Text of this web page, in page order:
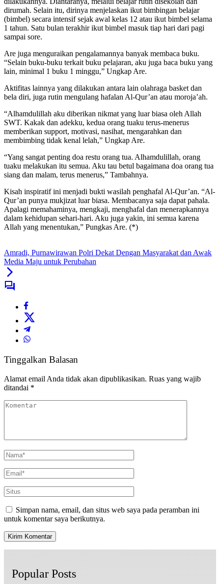
dirumah. Selain itu, dirinya menjelaskan ikut bimbingan belajar
(bimbel) secara intensif sejak awal kelas 12 atau ikut bimbel selama
1 tahun. Satu bulan terakhir ikut bimbel masuk tiap hari dari pagi
sampai sore.
Are juga menguraikan pengalamannya banyak membaca buku.
“Selain buku-buku terkait buku pelajaran, aku juga baca buku yang
lain, minimal 1 buku 1 minggu,” Ungkap Are.
Aktifitas lainnya yang dilakukan antara lain olahraga basket dan
bela diri, juga rutin mengulang hafalan Al-Qur’an atau moroja’ah.
“Alhamdulillah aku diberikan nikmat yang luar biasa oleh Allah
SWT. Kakak dan adekku, kedua orang tuaku terus-menerus
memberikan support, motivasi, nasihat, mengarahkan dan
membimbing tidak kenal lelah,” Ungkap Are.
“Yang sangat penting doa restu orang tua. Alhamdulillah, orang
tuaku melakukan itu semua. Aku tau betul bagaimana doa orang tua
siang dan malam, terus menerus,” Tambahnya.
Kisah inspiratif ini menjadi bukti wasilah penghafal Al-Qur’an. “Al-
Qur’an punya mukjizat luar biasa. Membacanya saja dapat pahala.
Apalagi memahaminya, mengkaji, menghafal dan menerapkannya
dalam kehidupan sehari-hari. Aku juga yakin, ini semua karena
Allah yang menentukan,” Pungkas Are. (*)
Amradi, Purnawirawan Polri Dekat Dengan Masyarakat dan Awak
Media Maju untuk Perubahan
Tinggalkan Balasan
Alamat email Anda tidak akan dipublikasikan. Ruas yang wajib
ditandai *
Simpan nama, email, dan situs web saya pada peramban ini
untuk komentar saya berikutnya.
Popular Posts